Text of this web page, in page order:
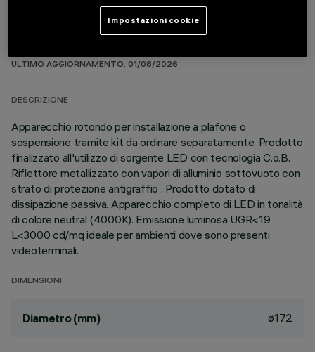
ULTIMO AGGIORNAMENTO: 01/08/2026
DESCRIZIONE
Apparecchio rotondo per installazione a plafone o
sospensione tramite kit da ordinare separatamente. Prodotto
finalizzato all'utilizzo di sorgente LED con tecnologia C.o.B.
Riflettore metallizzato con vapori di alluminio sottovuoto con
strato di protezione antigraffio . Prodotto dotato di
dissipazione passiva. Apparecchio completo di LED in tonalità
di colore neutral (4000K). Emissione luminosa UGR<19
L<3000 cd/mq ideale per ambienti dove sono presenti
videoterminali.
DIMENSIONI
Diametro (mm) ø172
Impostazioni cookie